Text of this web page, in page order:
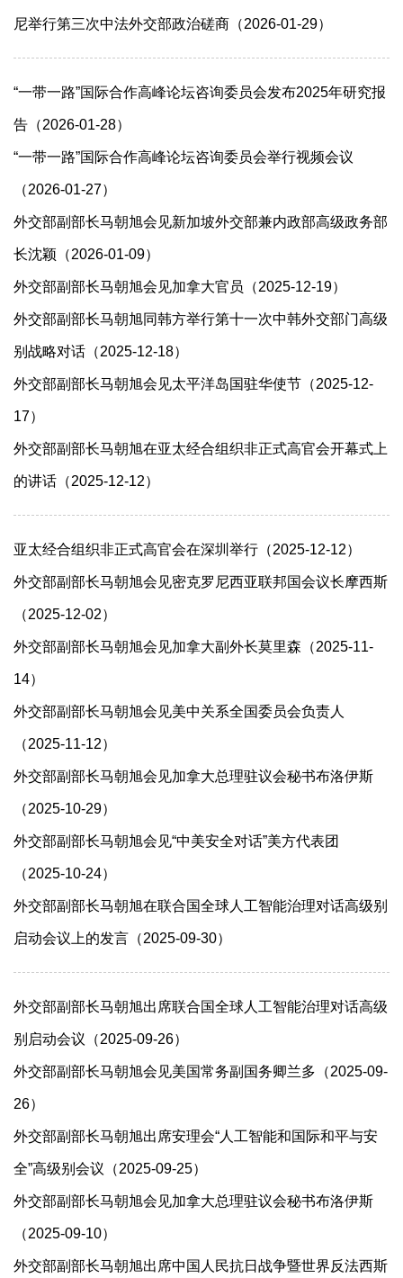
尼举行第三次中法外交部政治磋商（2026-01-29）
“一带一路”国际合作高峰论坛咨询委员会发布2025年研究报
告（2026-01-28）
“一带一路”国际合作高峰论坛咨询委员会举行视频会议
（2026-01-27）
外交部副部长马朝旭会见新加坡外交部兼内政部高级政务部
长沈颖（2026-01-09）
外交部副部长马朝旭会见加拿大官员（2025-12-19）
外交部副部长马朝旭同韩方举行第十一次中韩外交部门高级
别战略对话（2025-12-18）
外交部副部长马朝旭会见太平洋岛国驻华使节（2025-12-
17）
外交部副部长马朝旭在亚太经合组织非正式高官会开幕式上
的讲话（2025-12-12）
亚太经合组织非正式高官会在深圳举行（2025-12-12）
外交部副部长马朝旭会见密克罗尼西亚联邦国会议长摩西斯
（2025-12-02）
外交部副部长马朝旭会见加拿大副外长莫里森（2025-11-
14）
外交部副部长马朝旭会见美中关系全国委员会负责人
（2025-11-12）
外交部副部长马朝旭会见加拿大总理驻议会秘书布洛伊斯
（2025-10-29）
外交部副部长马朝旭会见“中美安全对话”美方代表团
（2025-10-24）
外交部副部长马朝旭在联合国全球人工智能治理对话高级别
启动会议上的发言（2025-09-30）
外交部副部长马朝旭出席联合国全球人工智能治理对话高级
别启动会议（2025-09-26）
外交部副部长马朝旭会见美国常务副国务卿兰多（2025-09-
26）
外交部副部长马朝旭出席安理会“人工智能和国际和平与安
全”高级别会议（2025-09-25）
外交部副部长马朝旭会见加拿大总理驻议会秘书布洛伊斯
（2025-09-10）
外交部副部长马朝旭出席中国人民抗日战争暨世界反法西斯